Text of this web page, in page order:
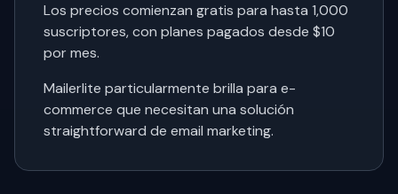
Los precios comienzan gratis para hasta 1,000
suscriptores, con planes pagados desde $10
por mes.
Mailerlite particularmente brilla para e-
commerce que necesitan una solución
straightforward de email marketing.